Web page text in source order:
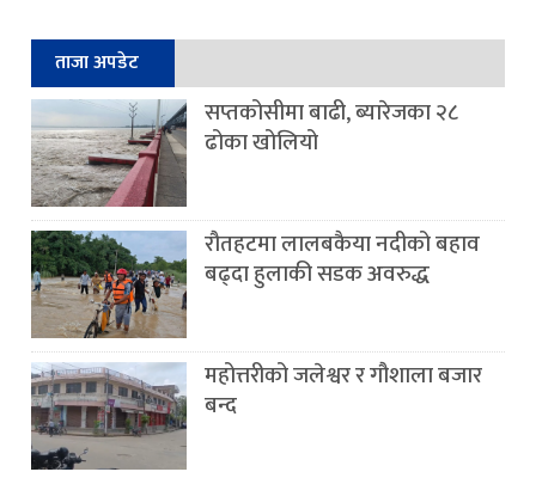
ताजा अपडेट
सप्तकोसीमा बाढी, ब्यारेजका २८
ढोका खोलियो
रौतहटमा लालबकैया नदीको बहाव
बढ्दा हुलाकी सडक अवरुद्ध
महोत्तरीको जलेश्वर र गौशाला बजार
बन्द